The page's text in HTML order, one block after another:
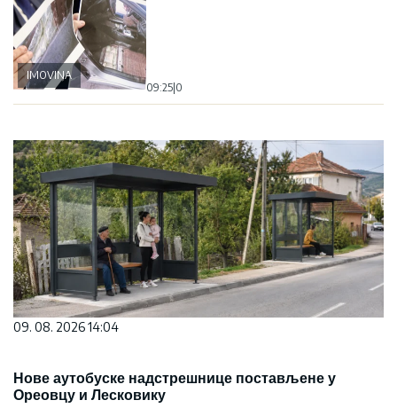
IMOVINA
09:25 0
09. 08. 2026 14:04
Нове аутобуске надстрешнице постављене у
Ореовцу и Лесковику